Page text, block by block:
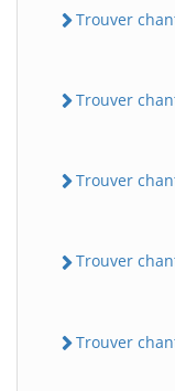
Trouver
Trouver
Trouver
Trouver
Trouver